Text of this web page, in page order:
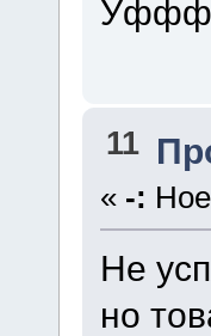
Уффф.
11
« -:
Не
но